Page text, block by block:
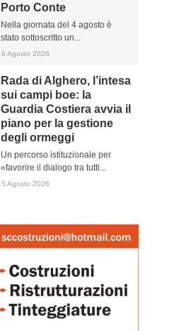
Porto Conte
Nella giornata del 4 agosto è
stato sottoscritto un...
6 Agosto 2026
Rada di Alghero, l’intesa
sui campi boe: la
Guardia Costiera avvia il
piano per la gestione
degli ormeggi
Un percorso istituzionale per
«favorire il dialogo tra tutti...
5 Agosto 2026